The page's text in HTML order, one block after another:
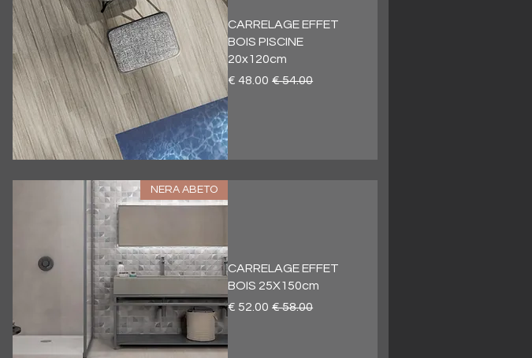
العرض السريع
CARRELAGE EFFET
BOIS PISCINE
20x120cm
سعر عاديسعر البيع
NERA ABETO
CARRELAGE EFFET
BOIS 25X150cm
سعر عاديسعر البيع